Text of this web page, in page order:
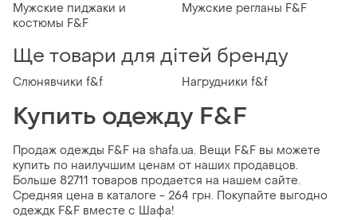
Мужские пиджаки и
костюмы F&F
Мужские регланы F&F
Ще товари для дітей бренду
Слюнявчики f&f Нагрудники f&f
Купить одежду F&F
Продаж одежды F&F на shafa.ua. Вещи F&F вы можете
купить по наилучшим ценам от наших продавцов.
Больше 82711 товаров продается на нашем сайте.
Средняя цена в каталоге - 264 грн. Покупайте выгодно
одеждк F&F вместе с Шафа!